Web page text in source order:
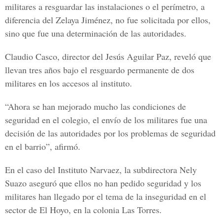
militares a resguardar las instalaciones o el perímetro, a
diferencia del Zelaya Jiménez, no fue solicitada por ellos,
sino que fue una determinación de las autoridades.
Claudio Casco, director del Jesús Aguilar Paz, reveló que
llevan tres años bajo el resguardo permanente de dos
militares en los accesos al instituto.
“Ahora se han mejorado mucho las condiciones de
seguridad en el colegio, el envío de los militares fue una
decisión de las autoridades por los problemas de seguridad
en el barrio”, afirmó.
En el caso del Instituto Narvaez, la subdirectora Nely
Suazo aseguró que ellos no han pedido seguridad y los
militares han llegado por el tema de la inseguridad en el
sector de El Hoyo, en la colonia Las Torres.